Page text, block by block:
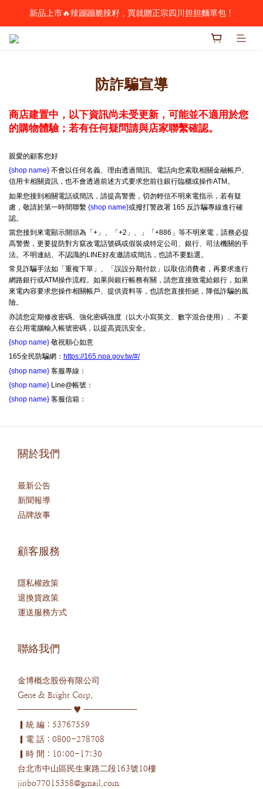
歡慶父親節 🥃 酒類全品項88折（請洽詢客服購買）
新品上市🔥辣蹦蹦脆辣籽，買就贈正宗四川担担麵單包！
歡慶父親節 🥃 酒類全品項88折（請洽詢客服購買）
防詐騙宣導
商店建置中，以下資訊尚未受更新，可能並不適用於您
的購物體驗；若有任何疑問請與店家聯繫確認。
親愛的顧客您好
{shop name} 不會以任何名義、理由透過簡訊、電話向您索取相關金融帳戶、
信用卡相關資訊，也不會透過前述方式要求您前往銀行臨櫃或操作ATM。
如果您接到相關電話或簡訊，請提高警覺，切勿輕信不明來電指示，若有疑
慮，敬請於第一時間聯繫 {shop name}或撥打警政署 165 反詐騙專線進行確
認。
當您接到來電顯示開頭為「+」、「+2」、」「+886」等不明來電，請務必提
高警覺，更要提防對方竄改電話號碼或假裝成特定公司、銀行、司法機關的手
法。不明連結、不認識的LINE好友邀請或簡訊，也請不要點選。
常見詐騙手法如「重複下單」、「誤設分期付款」以取信消費者，再要求進行
網路銀行或ATM操作流程。如果與銀行帳務有關，請您直接致電給銀行，如果
來電內容要求您操作相關帳戶、提供資料等，也請您直接拒絕，降低詐騙的風
險。
亦請您定期修改密碼、強化密碼強度（以大小寫英文、數字混合使用）、不要
在公用電腦輸入帳號密碼，以提高資訊安全。
{shop name} 敬祝順心如意
165全民防騙網： https://165.npa.gov.tw/#/
{shop name} 客服專線：
{shop name} Line@帳號：
{shop name} 客服信箱：
關於我們
最新公告
新聞報導
品牌故事
顧客服務
隱私權政策
退換貨政策
運送服務方式
聯絡我們
金博概念股份有限公司
Gene & Bright Corp.
─────── ♥ ───────
▎統 編：53767559
▎電 話：0800-278708
▎時 間：10:00-17:30
台北市中山區民生東路二段163號10樓
jinbo77015358@gmail.com